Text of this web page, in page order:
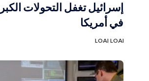
إسرائيل تغفل التحولات
في أمريكا
LOAI LOAI